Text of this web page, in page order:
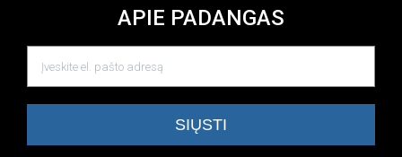
APIE PADANGAS